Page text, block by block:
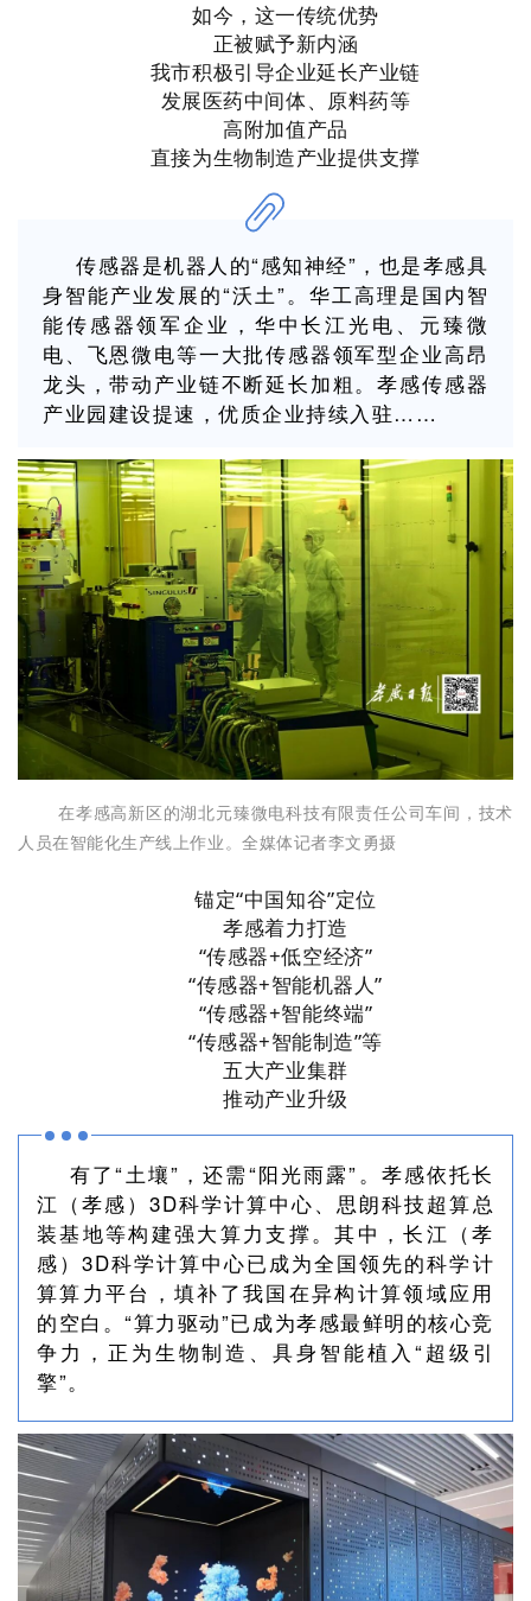
如今，这一传统优势
正被赋予新内涵
我市积极引导企业延长产业链
发展医药中间体、原料药等
高附加值产品
直接为生物制造产业提供支撑
传感器是机器人的“感知神经”，也是孝感具
身智能产业发展的“沃土”。华工高理是国内智
能传感器领军企业，华中长江光电、元臻微
电、飞恩微电等一大批传感器领军型企业高昂
龙头，带动产业链不断延长加粗。孝感传感器
产业园建设提速，优质企业持续入驻……
在孝感高新区的湖北元臻微电科技有限责任公司车间，技术
人员在智能化生产线上作业。全媒体记者李文勇摄
锚定“中国知谷”定位
孝感着力打造
“传感器+低空经济”
“传感器+智能机器人”
“传感器+智能终端”
“传感器+智能制造”等
五大产业集群
推动产业升级
有了“土壤”，还需“阳光雨露”。孝感依托长
江（孝感）3D科学计算中心、思朗科技超算总
装基地等构建强大算力支撑。其中，长江（孝
感）3D科学计算中心已成为全国领先的科学计
算算力平台，填补了我国在异构计算领域应用
的空白。“算力驱动”已成为孝感最鲜明的核心竞
争力，正为生物制造、具身智能植入“超级引
擎”。